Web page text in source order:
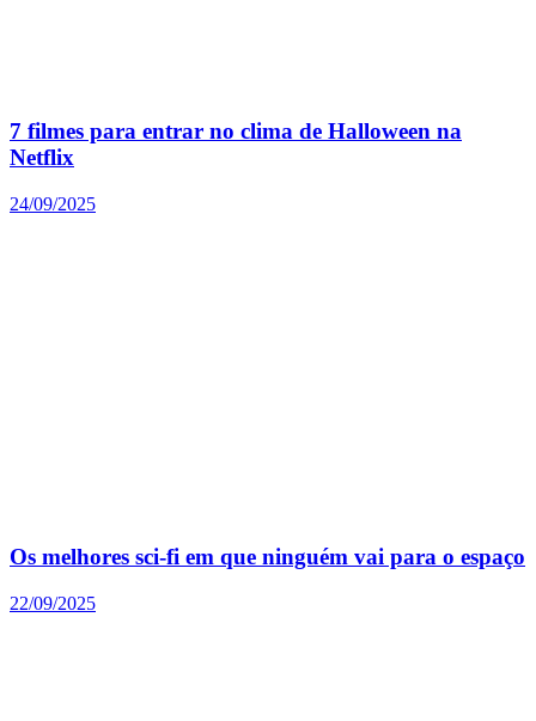
7 filmes para entrar no clima de Halloween na
Netflix
24/09/2025
Os melhores sci-fi em que ninguém vai para o espaço
22/09/2025